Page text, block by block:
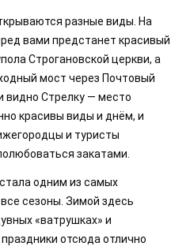
разные виды. На
вами предстанет красивый
Строгановской церкви, а
мост через Почтовый
видно Стрелку — место
красивы виды и днём, и
и туристы
закатами.
одним из самых
сезоны. Зимой здесь
«ватрушках» и
отсюда отлично